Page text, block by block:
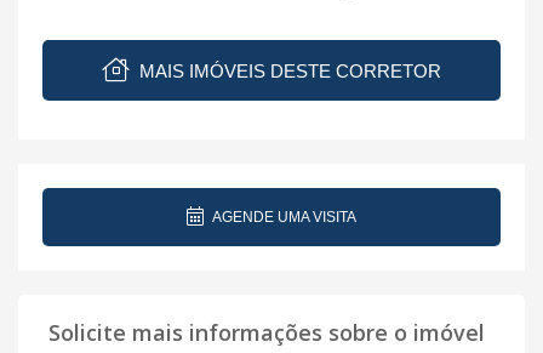
MAIS IMÓVEIS DESTE CORRETOR
AGENDE UMA VISITA
Solicite mais informações sobre o imóvel